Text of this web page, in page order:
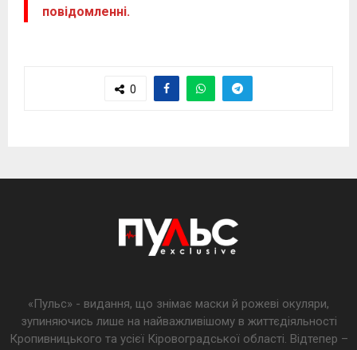
повідомленні.
0
«Пульс» - видання, що знімає маски й рожеві окуляри,
зупиняючись лише на найважливішому в життєдіяльності
Кропивницького та усієї Кіровоградської області. Відтепер –